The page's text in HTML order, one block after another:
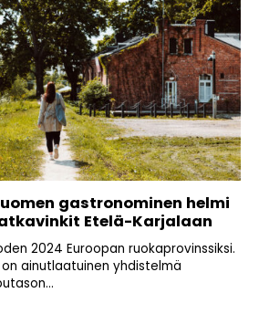
gastronominen helmi
Etelä-Karjalaan
2024 Euroopan ruokaprovinssiksi.
ainutlaatuinen yhdistelmä